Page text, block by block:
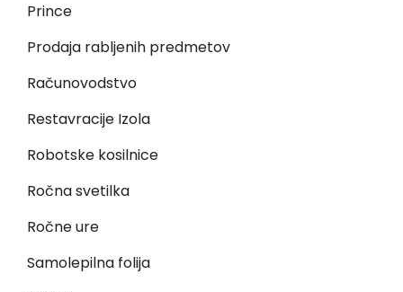
Prince
Prodaja rabljenih predmetov
Računovodstvo
Restavracije Izola
Robotske kosilnice
Ročna svetilka
Ročne ure
Samolepilna folija